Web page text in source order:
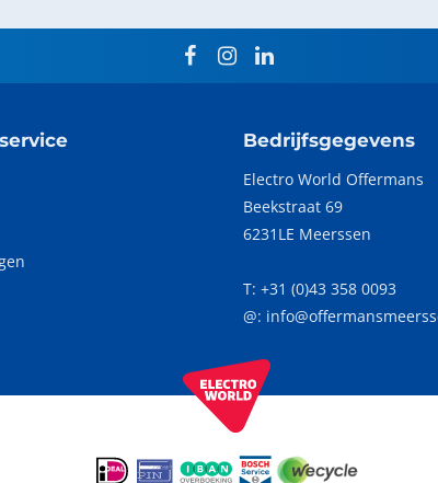
facebookinstagram
linkedin
Bedrijfsgegevens
Electro World Offermans
Beekstraat 69
6231LE Meerssen
T: +31 (0)43 358 0093
@: